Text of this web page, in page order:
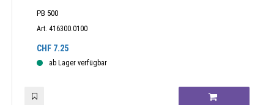
PB 500
Art. 416300.0100
CHF 7.25
ab Lager verfügbar